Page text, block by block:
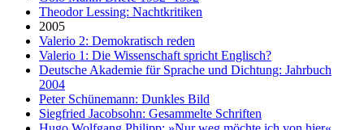
Theodor Lessing: Nachtkritiken
2005
Valerio 2: Demokratisch reden
Valerio 1: Die Wissenschaft spricht Englisch?
Deutsche Akademie für Sprache und Dichtung: Jahrbuch
2004
Peter Schünemann: Dunkles Bild
Siegfried Jacobsohn: Gesammelte Schriften